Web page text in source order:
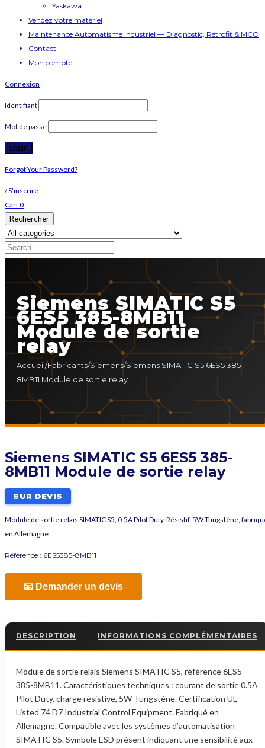
Yaskawa
Vendez votre matériel
Maintenance Automatisme Industriel — Diagnostic, Rétrofit & MCO
Contact
Mon compte
Connexion
Identifiant
Mot de passe
Forgot Your Password?
/S’inscrire
Cart0
Rechercher
Siemens SIMATIC S5
6ES5 385-8MB11
Module de sortie
relay
Accueil/Fabricants/Siemens/Siemens SIMATIC S5 6ES5 385-
8MB11 Module de sortie relay
Siemens SIMATIC S5 6ES5 385-
8MB11 Module de sortie relay
SUR DEVIS
Module de sortie relais SIMATIC S5, 0.5A Pilot Duty, Résistif, 5W Tungstène,
en Allemagne
Référence : 6ES5385-8MB11
📧 Demander un devis
DESCRIPTION INFORMATIONS COMPLÉMENTAIRES
Module de sortie relais Siemens SIMATIC S5, référence 6ES5
385-8MB11. Caractéristiques techniques : courant de sortie 0.5A
Pilot Duty, charge résistive, 5W Tungstène. Certification UL
Listed 74 D7 Industrial Control Equipment. Fabriqué en
Allemagne. Compatible avec les systèmes d’automatisation
SIMATIC S5. Symbole ESD présent indiquant une sensibilité aux